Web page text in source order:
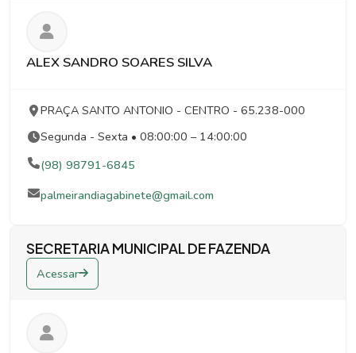
ALEX SANDRO SOARES SILVA
PRAÇA SANTO ANTONIO - CENTRO - 65.238-000
Segunda - Sexta • 08:00:00 – 14:00:00
(98) 98791-6845
palmeirandiagabinete@gmail.com
SECRETARIA MUNICIPAL DE FAZENDA
Acessar